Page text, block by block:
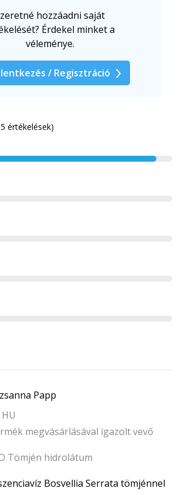
hozzáadni saját
Érdekel minket a
véleménye.
/ Regisztráció
értékelések)
Papp
HU
megvásárlásával igazolt vevő
Tömjén hidrolátum
Bosvellia Serrata tömjénnel